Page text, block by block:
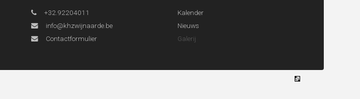
+32.92204011
info@khzwijnaarde.be
Contactformulier
Kalender
Nieuws
Galerij